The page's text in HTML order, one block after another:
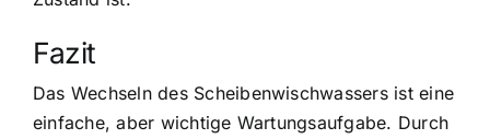
Fazit
Das Wechseln des Scheibenwischwassers ist eine
einfache, aber wichtige Wartungsaufgabe. Durch